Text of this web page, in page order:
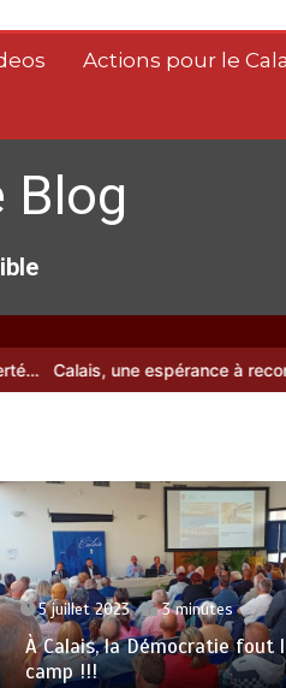
Actions pour le
Blog
Calais, une espérance à
5 juillet 2023 3 minutes
À Calais, la Démocratie fout
camp !!!